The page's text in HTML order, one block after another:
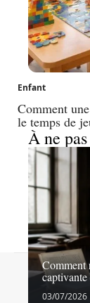
Enfant
Comment
le temps de
À ne
Comment
03/07/2026